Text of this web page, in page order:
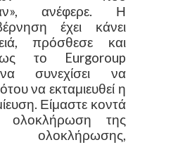
ανέφερε. Η
έχει κάνει
πρόσθεσε και
το Eurgoroup
να συνεχίσει να
να εκταμιευθεί η
Είμαστε κοντά
ολοκλήρωση της